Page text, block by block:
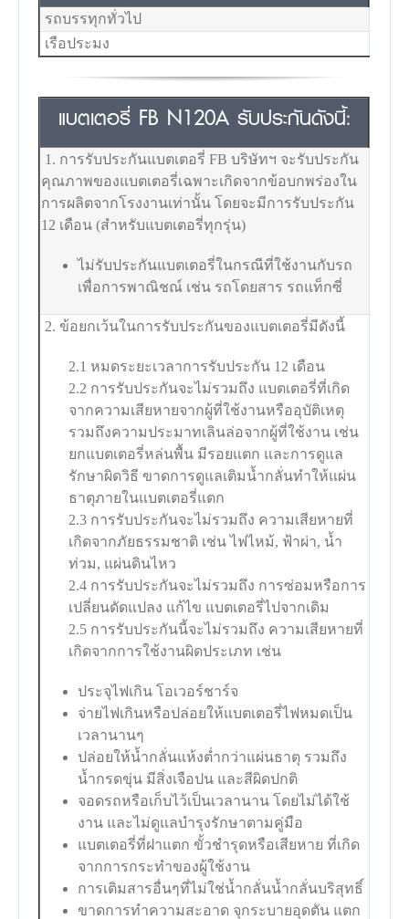
รถบรรทุกทั่วไป
เรือประมง
แบตเตอรี่ FB N120A รับประกันดังนี้:
1. การรับประกันแบตเตอรี่ FB บริษัทฯ จะรับประกัน
คุณภาพของแบตเตอรี่เฉพาะเกิดจากข้อบกพร่องใน
การผลิตจากโรงงานเท่านั้น โดยจะมีการรับประกัน
12 เดือน (สำหรับแบตเตอรี่ทุกรุ่น)
ไม่รับประกันแบตเตอรี่ในกรณีที่ใช้งานกับรถ
เพื่อการพาณิชณ์ เช่น รถโดยสาร รถแท็กซี่
2. ข้อยกเว้นในการรับประกันของแบตเตอรี่มีดังนี้
2.1 หมดระยะเวลาการรับประกัน 12 เดือน
2.2 การรับประกันจะไม่รวมถึง แบตเตอรี่ที่เกิด
จากความเสียหายจากผู้ที่ใช้งานหรืออุบัติเหตุ
รวมถึงความประมาทเลินล่อจากผู้ที่ใช้งาน เช่น
ยกแบตเตอรี่หล่นพื้น มีรอยแตก และการดูแล
รักษาผิดวิธี ขาดการดูแลเติมน้ำกลั่นทำให้แผ่น
ธาตุภายในแบตเตอรี่แตก
2.3 การรับประกันจะไม่รวมถึง ความเสียหายที่
เกิดจากภัยธรรมชาติ เช่น ไฟไหม้, ฟ้าผ่า, น้ำ
ท่วม, แผ่นดินไหว
2.4 การรับประกันจะไม่รวมถึง การซ่อมหรือการ
เปลี่ยนดัดแปลง แก้ไข แบตเตอรี่ไปจากเดิม
2.5 การรับประกันนี้จะไม่รวมถึง ความเสียหายที่
เกิดจากการใช้งานผิดประเภท เช่น
ประจุไฟเกิน โอเวอร์ชาร์จ
จ่ายไฟเกินหรือปล่อยให้แบตเตอรี่ไฟหมดเป็น
เวลานานๆ
ปล่อยให้น้ำกลั่นแห้งต่ำกว่าแผ่นธาตุ รวมถึง
น้ำกรดขุ่น มีสิ่งเจือปน และสีผิดปกติ
จอดรถหรือเก็บไว้เป็นเวลานาน โดยไม่ได้ใช้
งาน และไม่ดูแลบำรุงรักษาตามคู่มือ
แบตเตอรี่ที่ฝาแตก ขั้วชำรุดหรือเสียหาย ที่เกิด
จากการกระทำของผู้ใช้งาน
การเติมสารอื่นๆที่ไม่ใช่น้ำกลั่นน้ำกลั่นบริสุทธิ์
ขาดการทำความสะอาด จุกระบายอุดตัน แตก